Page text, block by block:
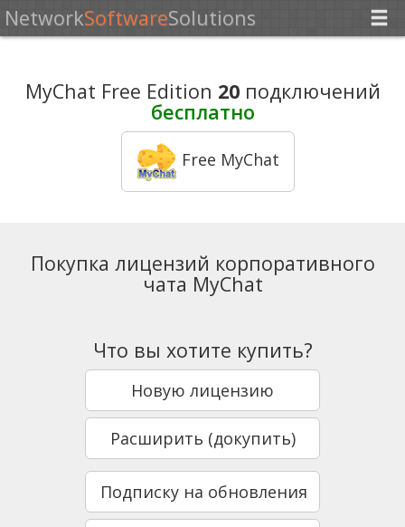
NetworkSoftwareSolutions
MyChat Free Edition 20подключений
бесплатно
Free MyChat
Покупка лицензий корпоративного
чата MyChat
Что вы хотите купить?
Новую лицензию
Расширить (докупить)
Подписку на обновления